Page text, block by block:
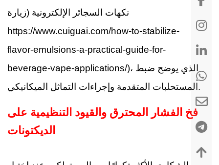
نكهات السجائر الإلكترونية (زيارة
https://www.cuiguai.com/how-to-stabilize-
flavor-emulsions-a-practical-guide-for-
beverage-vape-applications/)، الذي يوضح ضبط
المستحلبات المتقدمة وإجراءات التماثل الميكانيكي.
فخ الفشار المحترق والقيود التنظيمية على
الديكتونات